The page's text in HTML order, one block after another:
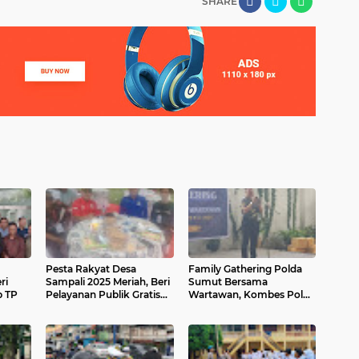
TP
Pesta Rakyat Desa
Sampali 2025 Meriah, Beri
Pelayanan Publik Gratis
Family Gathering Polda
Sumut Bersama
Wartawan, Kombes Pol
Wartawan